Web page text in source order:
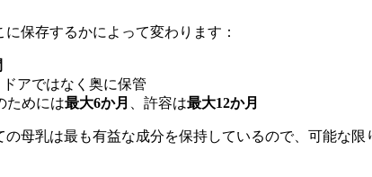
保存するかによって変わります：
アではなく奥に保管
ためには最大6か月 、許容は最大12か月
母乳は最も有益な成分を保持しているので、可能な限